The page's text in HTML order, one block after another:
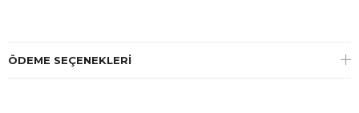
ÖDEME SEÇENEKLERI